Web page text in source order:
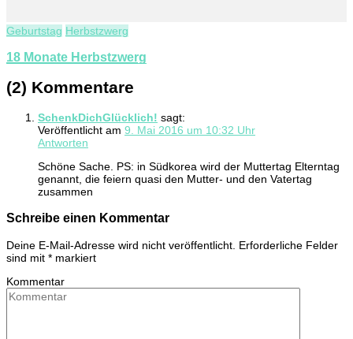
Geburtstag Herbstzwerg
18 Monate Herbstzwerg
(2) Kommentare
SchenkDichGlücklich! sagt:
Veröffentlicht am 9. Mai 2016 um 10:32 Uhr
Antworten
Schöne Sache. PS: in Südkorea wird der Muttertag Elterntag
genannt, die feiern quasi den Mutter- und den Vatertag
zusammen
Schreibe einen Kommentar
Deine E-Mail-Adresse wird nicht veröffentlicht. Erforderliche Felder
sind mit * markiert
Kommentar